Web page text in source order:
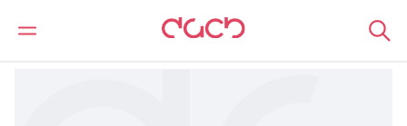
DAC Beachcroft Notre Équipe